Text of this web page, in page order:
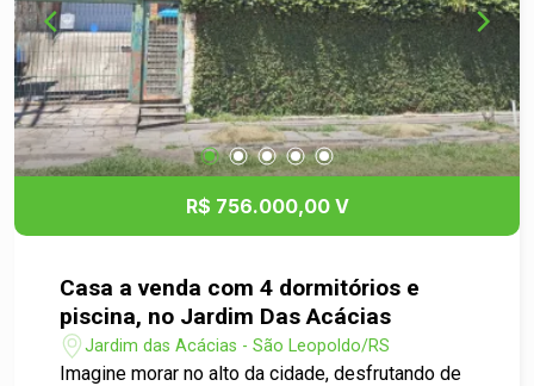
na sanca de gesso, cada detalhe foi pensado
para trazer sofisticação ao dia a dia. Para os
momentos de lazer, o destaque fica por conta do
espaço gourmet com churrasqueira, um quintal
com jardim encantador, perfeito para relaxar ou
receber seus amigos. Com 2 vagas de garagem,
esta casa oferece conveniência e estilo em um
bairro em grande expansão, ao lado do
R$ 756.000,00 V
Casa a venda com 4 dormitórios e
piscina, no Jardim Das Acácias
Jardim das Acácias - São Leopoldo/RS
Imagine morar no alto da cidade, desfrutando de